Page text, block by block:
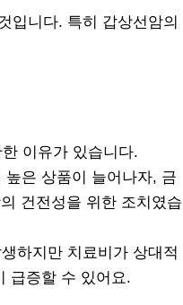
입니다. 특히 갑상선암의
이유가 있습니다.
은 상품이 늘어나자, 금
건전성을 위한 조치였습
하지만 치료비가 상대적
급증할 수 있어요.